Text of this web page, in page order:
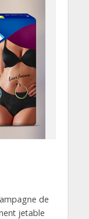
de
jetable